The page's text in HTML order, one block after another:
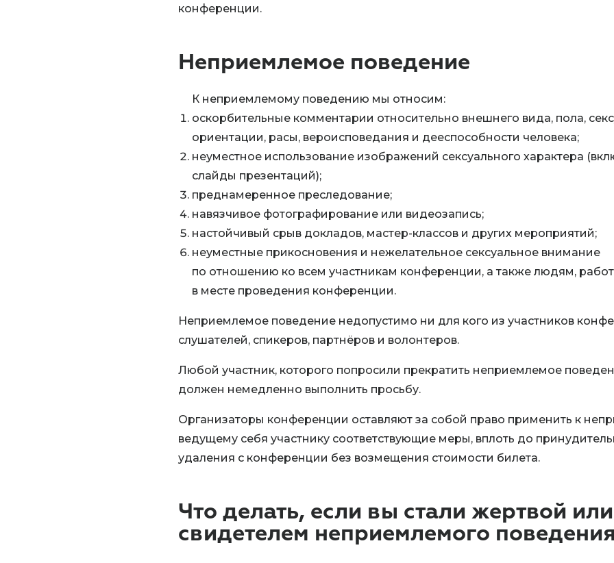
конференции.
Неприемлемое поведение
К неприемлемому поведению мы относим:
оскорбительные комментарии относительно внешнего вида, пола,
ориентации, расы, вероисповедания и дееспособности человека;
неуместное использование изображений сексуального характера
слайды презентаций);
преднамеренное преследование;
навязчивое фотографирование или видеозапись;
настойчивый срыв докладов, мастер-классов и других мероприятий;
неуместные прикосновения и нежелательное сексуальное внимание
по отношению ко всем участникам конференции, а также людям,
в месте проведения конференции.
Неприемлемое поведение недопустимо ни для кого из участников
слушателей, спикеров, партнёров и волонтеров.
Любой участник, которого попросили прекратить неприемлемое
должен немедленно выполнить просьбу.
Организаторы конференции оставляют за собой право применить к
ведущему себя участнику соответствующие меры, вплоть до
удаления с конференции без возмещения стоимости билета.
Что делать, если вы стали жертвой или
свидетелем неприемлемого